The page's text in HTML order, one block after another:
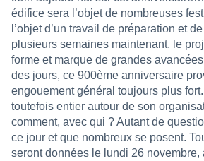
édifice sera l’objet de nombreuses
l’objet d’un travail de préparation et
plusieurs semaines maintenant, le
forme et marque de grandes
des jours, ce 900ème anniversaire
engouement général toujours plus fort.
toutefois entier autour de son
comment, avec qui ? Autant de
ce jour et que nombreux se posent.
seront données le lundi 26 novembre,